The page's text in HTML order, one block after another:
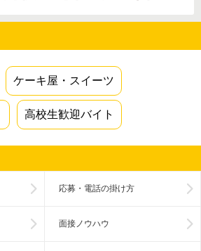
ケーキ屋・スイーツ
高校生歓迎バイト
応募・電話の掛け方
面接ノウハウ